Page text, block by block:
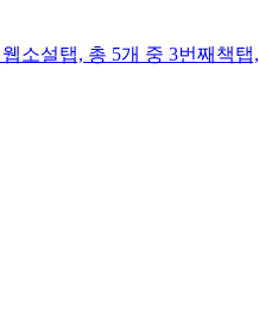
웹소설탭, 총 5개 중 3번째 책탭,